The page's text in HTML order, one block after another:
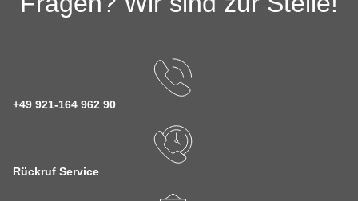
+49 921-164 962 90
Rückruf Service